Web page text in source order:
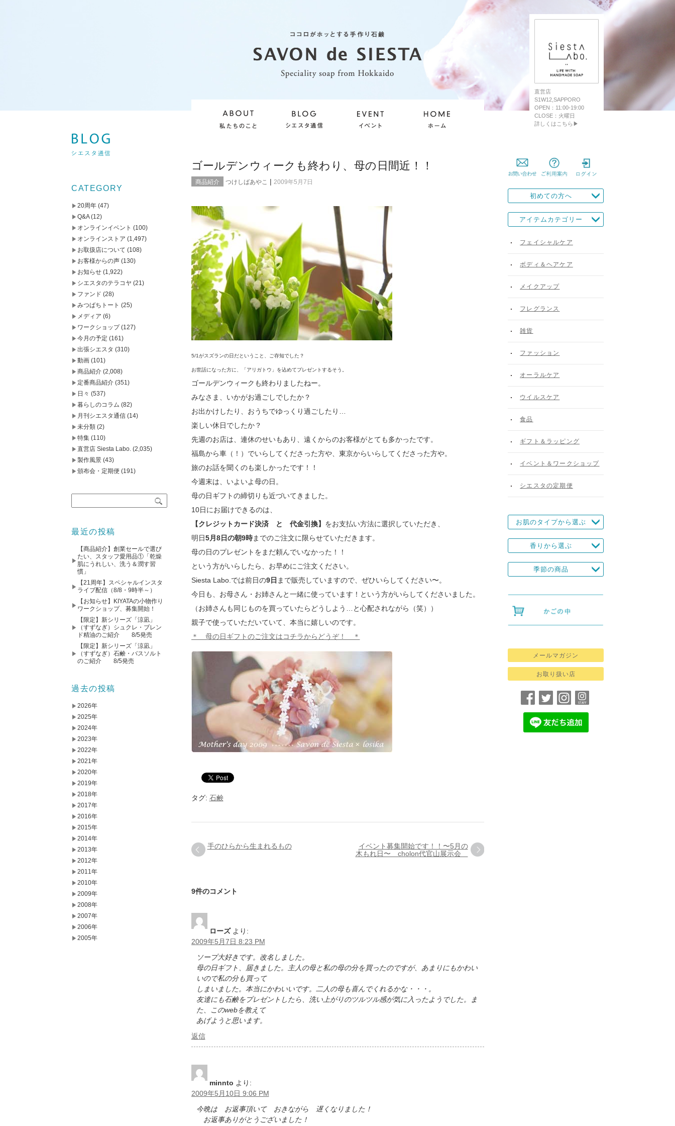
直営店
S1W12,SAPPORO
OPEN：11:00-19:00
CLOSE：火曜日
詳しくはこちら▶
ゴールデンウィークも終わり、母の日間近！！
商品紹介 つけしばあやこ | 2009年5月7日
5/1がスズランの日だということ、ご存知でした？
お世話になった方に、「アリガトウ」を込めてプレゼントするそう。
ゴールデンウィークも終わりましたねー。
みなさま、いかがお過ごしでしたか？
お出かけしたり、おうちでゆっくり過ごしたり…
楽しい休日でしたか？
先週のお店は、連休のせいもあり、遠くからのお客様がとても多かったです。
福島から車（！）でいらしてくださった方や、東京からいらしてくださった方や。
旅のお話を聞くのも楽しかったです！！
今週末は、いよいよ母の日。
母の日ギフトの締切りも近づいてきました。
10日にお届けできるのは、
【クレジットカード決済 と 代金引換】 をお支払い方法に選択していただき、
明日5月8日の朝9時までのご注文に限らせていただきます。
母の日のプレゼントをまだ頼んでいなかった！！
という方がいらしたら、お早めにご注文ください。
Siesta Labo.では前日の9日 まで販売していますので、ぜひいらしてください〜。
今日も、お母さん・お姉さんと一緒に使っています！という方がいらしてくださいました。
（お姉さんも同じものを買っていたらどうしよう…と心配されながら（笑））
親子で使っていただいていて、本当に嬉しいのです。
＊ 母の日ギフトのご注文はコチラからどうぞ！ ＊
タグ: 石鹸
手のひらから生まれるもの
イベント募集開始です！！〜5月の
木もれ日〜 cholon代官山展示会
9件のコメント
ローズ より:
2009年5月7日 8:23 PM
ソープ大好きです。改名しました。
母の日ギフト、届きました。主人の母と私の母の分を買ったのですが、あまりにもかわい
いので私の分も買って
しまいました。本当にかわいいです。二人の母も喜んでくれるかな・・・。
友達にも石鹸をプレゼントしたら、洗い上がりのツルツル感が気に入ったようでした。ま
た、このwebを教えて
あげようと思います。
返信
minnto より:
2009年5月10日 9:06 PM
今晩は お返事頂いて おきながら 遅くなりました！
お返事ありがとうございました！
CATEGORY
20周年 (47)
Q&A(12)
オンラインイベント (100)
オンラインストア (1,497)
お取扱店について (108)
お客様からの声 (130)
お知らせ (1,922)
シエスタのテラコヤ (21)
ファンド (28)
みつばちトート (25)
メディア (6)
ワークショップ(127)
今月の予定 (161)
出張シエスタ (310)
動画 (101)
商品紹介 (2,008)
定番商品紹介 (351)
日々 (537)
暮らしのコラム (82)
月刊シエスタ通信 (14)
未分類 (2)
特集 (110)
直営店 Siesta Labo. (2,035)
製作風景 (43)
頒布会・定期便 (191)
最近の投稿
【商品紹介】創業セールで選び
たい、スタッフ愛用品①「乾燥
肌にうれしい、洗う＆潤す習
慣」
【21周年】スペシャルインスタ
ライブ配信（8/8・9時半～）
【お知らせ】KIYATAの小物作り
ワークショップ、募集開始！
【限定】新シリーズ「涼凪」
（すずなぎ）シュクレ・ブレン
ド精油のご紹介 8/5発売
【限定】新シリーズ「涼凪」
（すずなぎ）石鹸・バスソルト
のご紹介 8/5発売
過去の投稿
2026年
2025年
2024年
2023年
2022年
2021年
2020年
2019年
2018年
2017年
2016年
2015年
2014年
2013年
2012年
2011年
2010年
2009年
2008年
2007年
2006年
2005年
初めての方へ
アイテムカテゴリー
フェイシャルケア
ボディ＆ヘアケア
メイクアップ
フレグランス
雑貨
ファッション
オーラルケア
ウイルスケア
食品
ギフト＆ラッピング
イベント＆ワークショップ
シエスタの定期便
お肌のタイプから選ぶ
香りから選ぶ
季節の商品
メールマガジン
お取り扱い店